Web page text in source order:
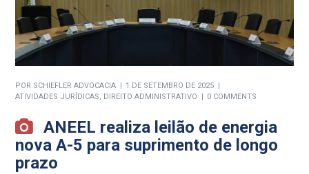
POR SCHIEFLER ADVOCACIA
1 DE SETEMBRO DE 2025
ATIVIDADES JURÍDICAS, DIREITO ADMINISTRATIVO 0 COMMENTS
ANEEL realiza leilão de energia
nova A-5 para suprimento de longo
prazo